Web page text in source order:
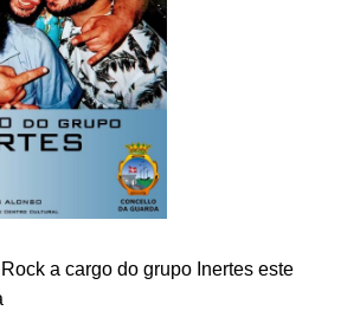
a cargo do grupo Inertes este